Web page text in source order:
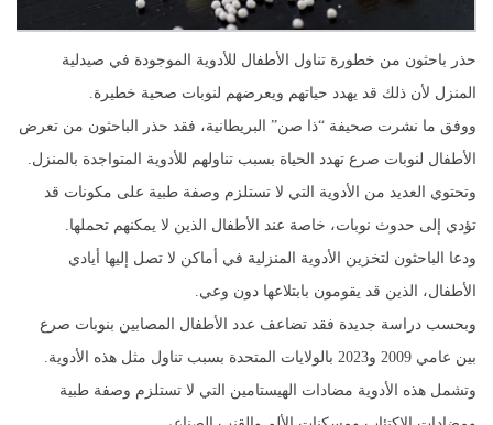
حذر باحثون من خطورة تناول الأطفال للأدوية الموجودة في صيدلية
المنزل لأن ذلك قد يهدد حياتهم ويعرضهم لنوبات صحية خطيرة.
ووفق ما نشرت صحيفة “ذا صن” البريطانية، فقد حذر الباحثون من تعرض
الأطفال لنوبات صرع تهدد الحياة بسبب تناولهم للأدوية المتواجدة بالمنزل.
وتحتوي العديد من الأدوية التي لا تستلزم وصفة طبية على مكونات قد
تؤدي إلى حدوث نوبات، خاصة عند الأطفال الذين لا يمكنهم تحملها.
ودعا الباحثون لتخزين الأدوية المنزلية في أماكن لا تصل إليها أيادي
الأطفال، الذين قد يقومون بابتلاعها دون وعي.
وبحسب دراسة جديدة فقد تضاعف عدد الأطفال المصابين بنوبات صرع
بين عامي 2009 و2023 بالولايات المتحدة بسبب تناول مثل هذه الأدوية.
وتشمل هذه الأدوية مضادات الهيستامين التي لا تستلزم وصفة طبية